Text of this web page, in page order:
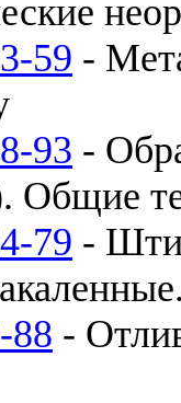
59 -
93 -
Общие
79 -
-